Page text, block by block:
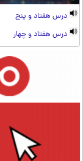
درس هفتاد و پنج
درس هفتاد و چهار